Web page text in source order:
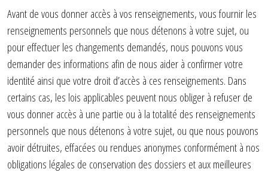
Avant de vous donner accès à vos renseignements, vous fournir les
renseignements personnels que nous détenons à votre sujet, ou
pour effectuer les changements demandés, nous pouvons vous
demander des informations afin de nous aider à confirmer votre
identité ainsi que votre droit d’accès à ces renseignements. Dans
certains cas, les lois applicables peuvent nous obliger à refuser de
vous donner accès à une partie ou à la totalité des renseignements
personnels que nous détenons à votre sujet, ou que nous pouvons
avoir détruites, effacées ou rendues anonymes conformément à nos
obligations légales de conservation des dossiers et aux meilleures